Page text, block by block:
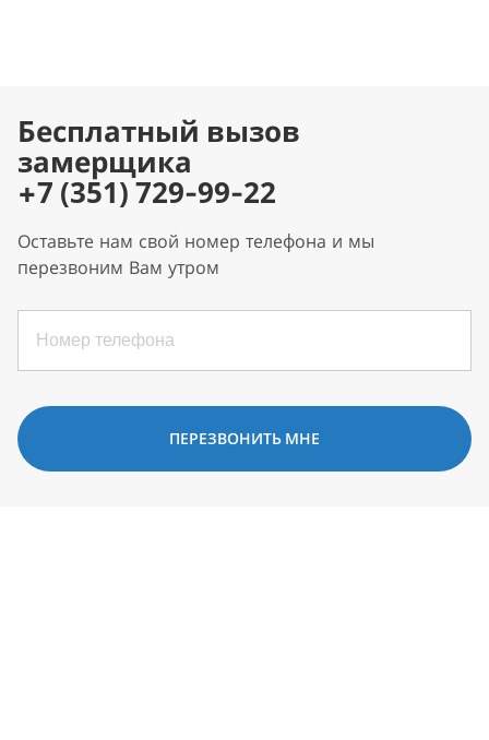
Бесплатный вызов
замерщика
+7 (351) 729-99-22
Оставьте нам свой номер телефона и мы
перезвоним Вам утром
ПЕРЕЗВОНИТЬ МНЕ